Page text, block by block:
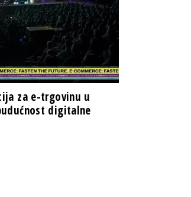
za e-trgovinu u
digitalne